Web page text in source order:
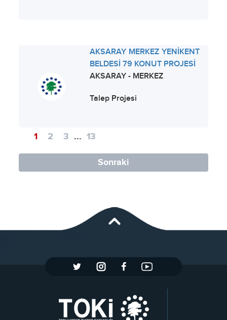
AKSARAY MERKEZ YENİKENT
BELDESİ 79 KONUT PROJESİ
AKSARAY - MERKEZ
Talep Projesi
1 2 3 ... 13
Sonraki